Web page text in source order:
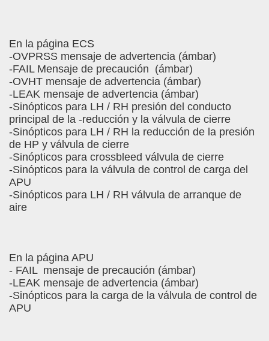
En la página ECS
-OVPRSS mensaje de advertencia (ámbar)
-FAIL Mensaje de precaución (ámbar)
-OVHT mensaje de advertencia (ámbar)
-LEAK mensaje de advertencia (ámbar)
-Sinópticos para LH / RH presión del conducto
principal de la -reducción y la válvula de cierre
-Sinópticos para LH / RH la reducción de la presión
de HP y válvula de cierre
-Sinópticos para crossbleed válvula de cierre
-Sinópticos para la válvula de control de carga del
APU
-Sinópticos para LH / RH válvula de arranque de
aire
En la página APU
- FAIL mensaje de precaución (ámbar)
-LEAK mensaje de advertencia (ámbar)
-Sinópticos para la carga de la válvula de control de
APU